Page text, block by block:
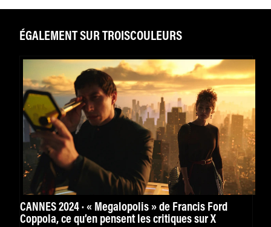
ÉGALEMENT SUR TROISCOULEURS
CANNES 2024 · « Megalopolis » de Francis Ford
Coppola, ce qu’en pensent les critiques sur X